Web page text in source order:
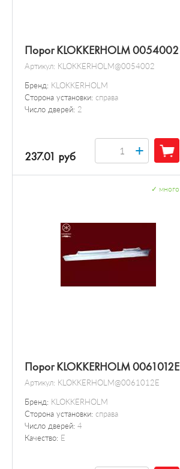
Порог KLOKKERHOLM 0054002
Артикул: KLOKKERHOLM@0054002
Бренд: KLOKKERHOLM
Сторона установки: справа
Число дверей: 2
237.01 руб +
Порог KLOKKERHOLM 0061012E
Артикул: KLOKKERHOLM@0061012E
Бренд: KLOKKERHOLM
Сторона установки: справа
Число дверей: 4
Качество: E
много